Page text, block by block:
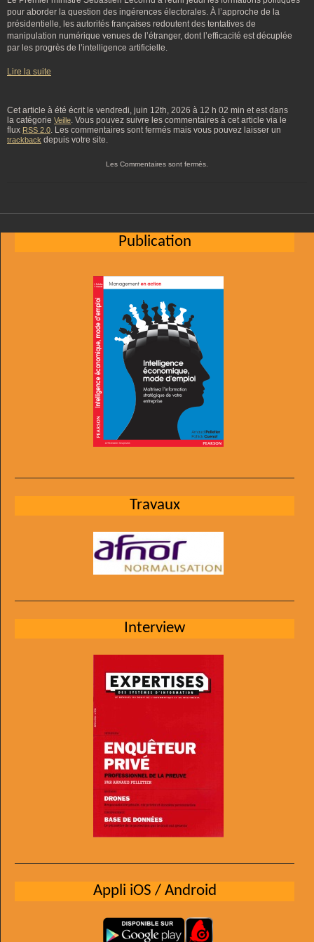
pour aborder la question des ingérences électorales. À l’approche de la
présidentielle, les autorités françaises redoutent des tentatives de
manipulation numérique venues de l’étranger, dont l’efficacité est décuplée
par les progrès de l’intelligence artificielle.
Lire la suite
Cet article à été écrit le vendredi, juin 12th, 2026 à 12 h 02 min et est dans
la catégorie Veille. Vous pouvez suivre les commentaires à cet article via le
flux RSS 2.0. Les commentaires sont fermés mais vous pouvez laisser un
trackback depuis votre site.
Les Commentaires sont fermés.
Publication
Travaux
Interview
Appli iOS / Android